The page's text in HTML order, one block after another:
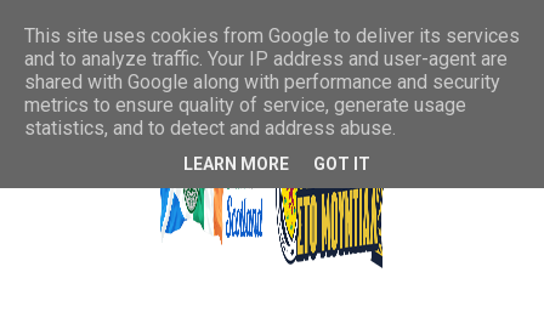
This site uses cookies from Google to deliver its services
and to analyze traffic. Your IP address and user-agent are
shared with Google along with performance and security
metrics to ensure quality of service, generate usage
statistics, and to detect and address abuse.
LEARN MORE GOT IT